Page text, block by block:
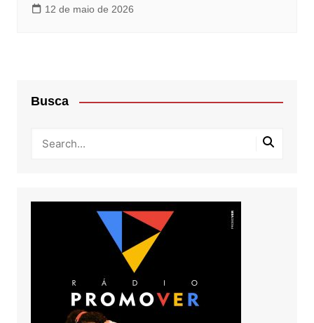
12 de maio de 2026
Busca